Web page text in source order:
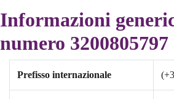
Informazioni
numero 3200805797
Prefisso internazionale